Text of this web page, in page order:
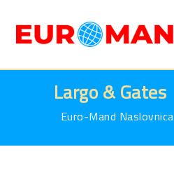
Largo & Gates
Euro-Mand Naslovnica